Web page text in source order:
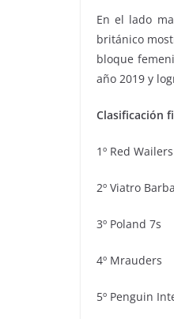
En el lado
británico
bloque
año 2019 y
Clasificación
1º Red Wailers
2º Viatro
3º Poland 7s
4º Mrauders
5º Penguin